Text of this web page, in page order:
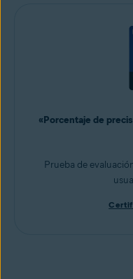
«Porcentaje de
Prueba de